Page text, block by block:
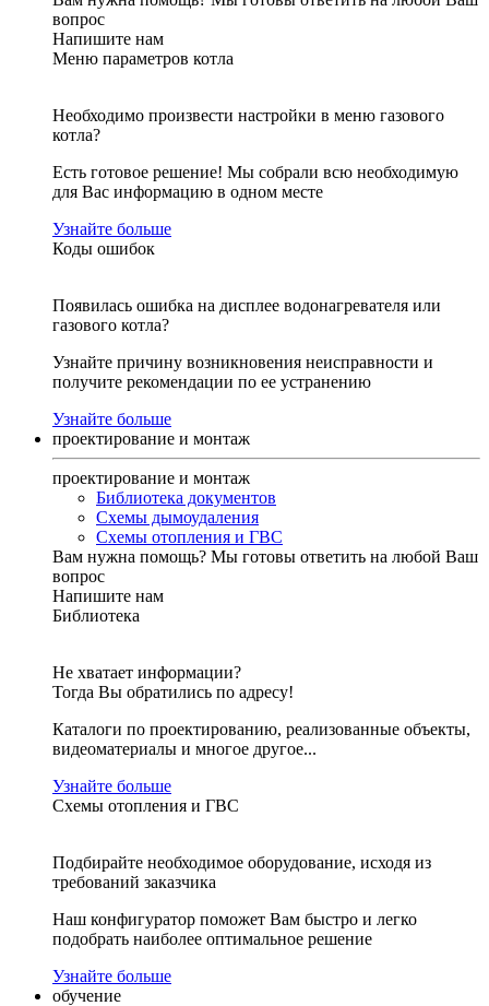
вопрос
Напишите нам
Меню параметров котла
Необходимо произвести настройки в меню газового
котла?
Есть готовое решение! Мы собрали всю необходимую
для Вас информацию в одном месте
Узнайте больше
Коды ошибок
Появилась ошибка на дисплее водонагревателя или
газового котла?
Узнайте причину возникновения неисправности и
получите рекомендации по ее устранению
Узнайте больше
проектирование и монтаж
проектирование и монтаж
Библиотека документов
Схемы дымоудаления
Схемы отопления и ГВС
Вам нужна помощь? Мы готовы ответить на любой Ваш
вопрос
Напишите нам
Библиотека
Не хватает информации?
Тогда Вы обратились по адресу!
Каталоги по проектированию, реализованные объекты,
видеоматериалы и многое другое...
Узнайте больше
Схемы отопления и ГВС
Подбирайте необходимое оборудование, исходя из
требований заказчика
Наш конфигуратор поможет Вам быстро и легко
подобрать наиболее оптимальное решение
Узнайте больше
обучение